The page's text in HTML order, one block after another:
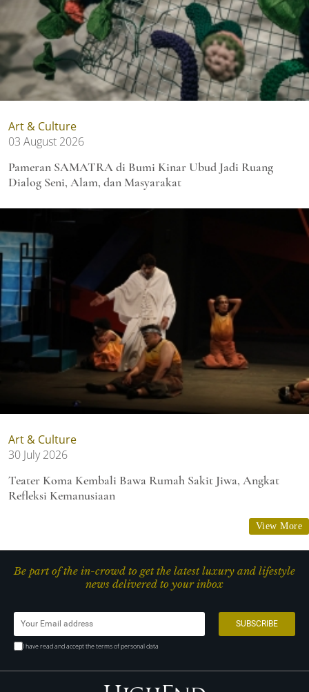
Art & Culture
03 August 2026
Pameran SAMATRA di Bumi Kinar Ubud Jadi Ruang
Dialog Seni, Alam, dan Masyarakat
Art & Culture
30 July 2026
Teater Koma Kembali Bawa Rumah Sakit Jiwa, Angkat
Refleksi Kemanusiaan
View More
Be part of the in-crowd to get the latest luxury and lifestyle
news delivered to your inbox
I have read and accept the terms of personal data